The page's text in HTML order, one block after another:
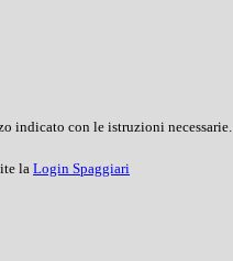
indicato con le istruzioni necessarie.
la Login Spaggiari